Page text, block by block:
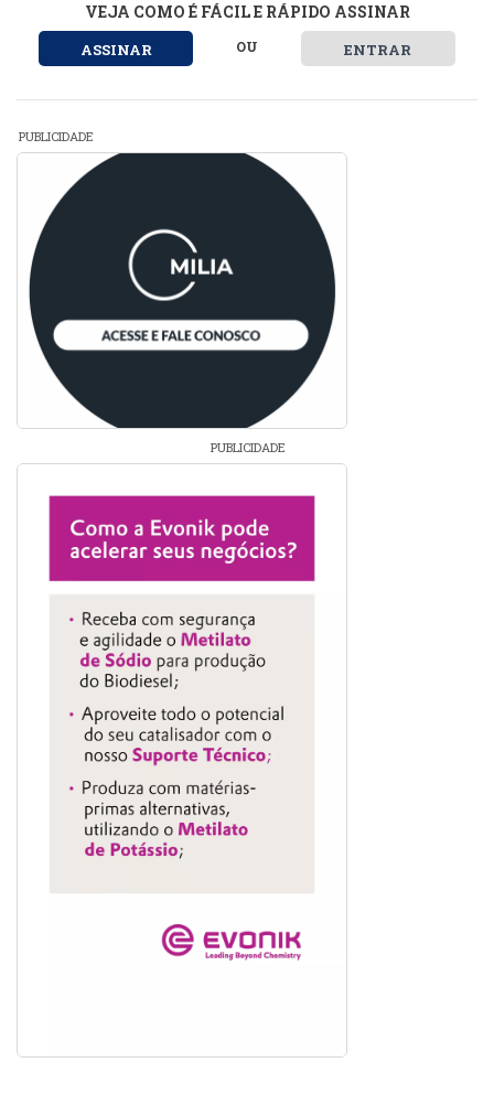
VEJA COMO É FÁCIL E RÁPIDO ASSINAR
ASSINAR OU ENTRAR
PUBLICIDADE
PUBLICIDADE